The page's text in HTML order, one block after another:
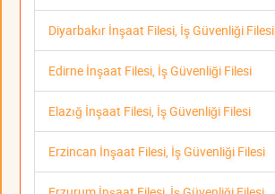
Diyarbakır İnşaat Filesi, İş Güvenliği Filesi
Edirne İnşaat Filesi, İş Güvenliği Filesi
Elazığ İnşaat Filesi, İş Güvenliği Filesi
Erzincan İnşaat Filesi, İş Güvenliği Filesi